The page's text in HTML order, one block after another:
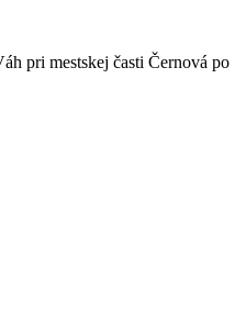
pri mestskej časti Černová po